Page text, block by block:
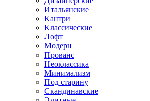
Итальянские
Кантри
Классические
Лофт
Модерн
Прованс
Неоклассика
Минимализм
Под старину
Скандинавские